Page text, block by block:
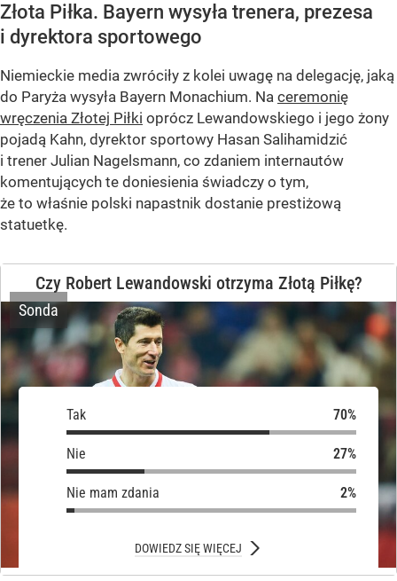
Złota Piłka. Bayern wysyła trenera, prezesa
i dyrektora sportowego
Niemieckie media zwróciły z kolei uwagę na delegację, jaką
do Paryża wysyła Bayern Monachium. Na ceremonię
wręczenia Złotej Piłki oprócz Lewandowskiego i jego żony
pojadą Kahn, dyrektor sportowy Hasan Salihamidzić
i trener Julian Nagelsmann, co zdaniem internautów
komentujących te doniesienia świadczy o tym,
że to właśnie polski napastnik dostanie prestiżową
statuetkę.
Tak
Nie
Czy Robert Lewandowski otrzyma Złotą Piłkę?
Sonda
Tak
Nie
Nie mam zdania
DOWIEDZ SIĘ WIĘCEJ